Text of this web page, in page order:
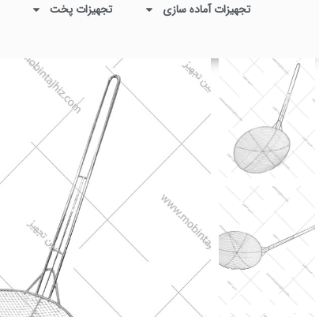
تجهیزات آماده سازی تجهیزات پخت